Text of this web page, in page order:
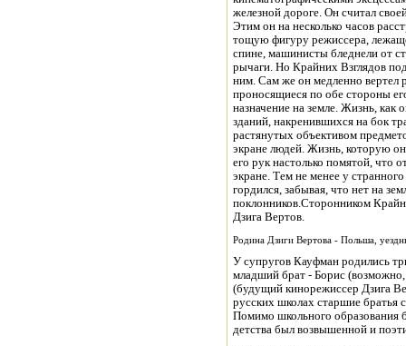
железной дороге. Он считал
Этим он на несколько часов
тощую фигуру режиссера,
спине, машинисты бледнели от
рычаги. Но Крайних Взглядов
ним. Сам же он медленно вертел
проносящиеся по обе стороны
назначение на земле. Жизнь, как
зданий, накренившихся на бок
растянутых объективом
экране людей. Жизнь, которую он
его рук настолько помятой, что
экране. Тем не менее у
гордился, забывая, что нет на
поклонников.Сторонником
Дзига Вертов.
Родина Дзиги Вертова - Польша,
У супругов Кауфман родились
младший брат - Борис
(будущий кинорежиссер Дзига
русских школах старшие братья
Помимо школьного образования
детства был возвышенной и